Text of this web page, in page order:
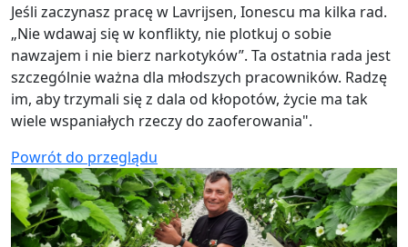
Jeśli zaczynasz pracę w Lavrijsen, Ionescu ma kilka rad.
„Nie wdawaj się w konflikty, nie plotkuj o sobie
nawzajem i nie bierz narkotyków”. Ta ostatnia rada jest
szczególnie ważna dla młodszych pracowników. Radzę
im, aby trzymali się z dala od kłopotów, życie ma tak
wiele wspaniałych rzeczy do zaoferowania".
Powrót do przeglądu